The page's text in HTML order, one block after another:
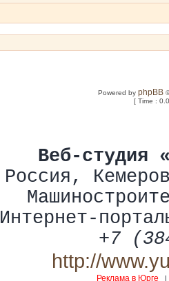
Powered byphpBB
[ Time :
Веб-студия
Россия ,
Интернет-
+7
http://
Реклама в Юрге